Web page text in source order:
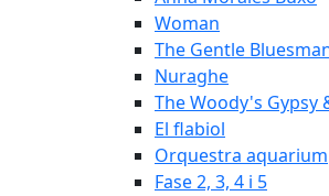
Woman
The Gentle
Nuraghe
The Woody's Gypsy
El flabiol
Orquestra aquarium
Fase 2, 3, 4 i 5